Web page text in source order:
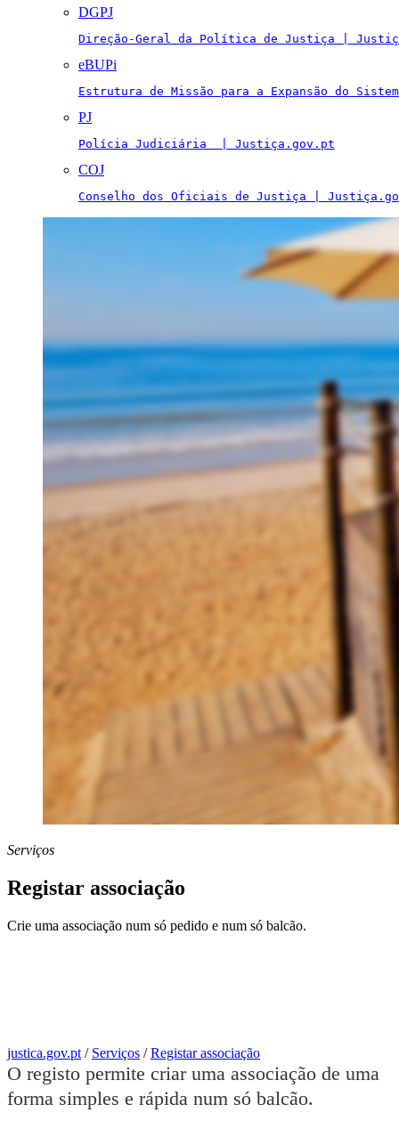
DGPJ
Direção-Geral da Política de Justiça |
eBUPi
Estrutura de Missão para a Expansão do
PJ
Polícia Judiciária  | Justiça.gov.pt
COJ
Conselho dos Oficiais de Justiça |
Serviços
Registar associação
Crie uma associação num só pedido e num só balcão.
justica.gov.pt / Serviços /Registar associação
O registo permite criar uma associação de uma
forma simples e rápida num só balcão.